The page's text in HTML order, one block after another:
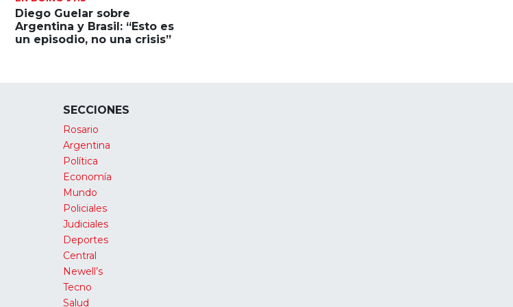
Diego Guelar sobre
Argentina y Brasil: “Esto es
un episodio, no una crisis”
SECCIONES
Rosario
Argentina
Política
Economía
Mundo
Policiales
Judiciales
Deportes
Central
Newell’s
Tecno
Salud